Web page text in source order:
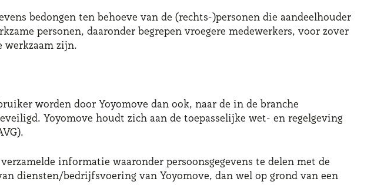
bedongen ten behoeve van de (rechts-)personen die aandeelhouder
personen, daaronder begrepen vroegere medewerkers, voor zover
werkzaam zijn.
worden door Yoyomove dan ook, naar de in de branche
Yoyomove houdt zich aan de toepasselijke wet- en regelgeving
informatie waaronder persoonsgegevens te delen met de
diensten/bedrijfsvoering van Yoyomove, dan wel op grond van een